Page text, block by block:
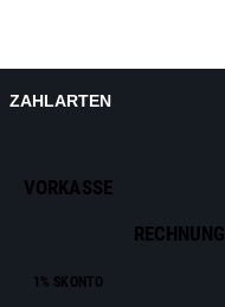
ZAHLARTEN
VORKASSE
1% SKONTO
RECHNUNG